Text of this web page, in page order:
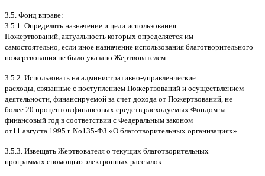
3.5. Фонд вправе:
3.5.1. Определять назначение и цели использования
Пожертвований актуальность которых определяется им
самостоятельно если иное назначение использования благотворительного
пожертвования не было указано Жертвователем
3.5.2. Использовать на административно-управленческие
расходы связанные с поступлением Пожертвований и осуществлением
деятельности финансируемой за счет дохода от Пожертвований не
более 20 процентов финансовых средств расходуемых Фондом за
финансовый год в соответствии с Федеральным законом
от11 августа 1995 г. No135-ФЗ «О благотворительных организациях».
3.5.3. Извещать Жертвователя o текущих благотворительных
программах cпомощью электронных рассылок